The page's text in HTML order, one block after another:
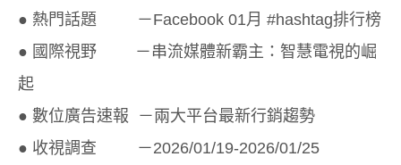
● 熱門話題 －Facebook 01月 #hashtag排行榜
● 國際視野 －串流媒體新霸主：智慧電視的崛
起
● 數位廣告速報 －兩大平台最新行銷趨勢
● 收視調查 －2026/01/19-2026/01/25